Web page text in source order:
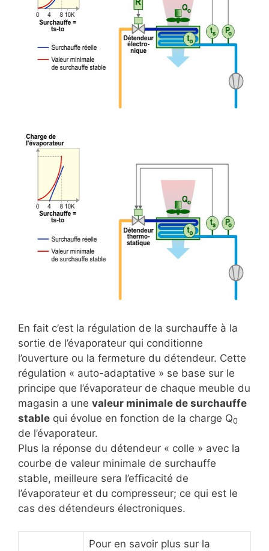
En fait c’est la régulation de la surchauffe à la
sortie de l’évaporateur qui conditionne
l’ouverture ou la fermeture du détendeur. Cette
régulation « auto-adaptative » se base sur le
principe que l’évaporateur de chaque meuble du
magasin a une valeur minimale de surchauffe
stable qui évolue en fonction de la charge Q0
de l’évaporateur.
Plus la réponse du détendeur « colle » avec la
courbe de valeur minimale de surchauffe
stable, meilleure sera l’efficacité de
l’évaporateur et du compresseur; ce qui est le
cas des détendeurs électroniques.
Pour en savoir plus sur la